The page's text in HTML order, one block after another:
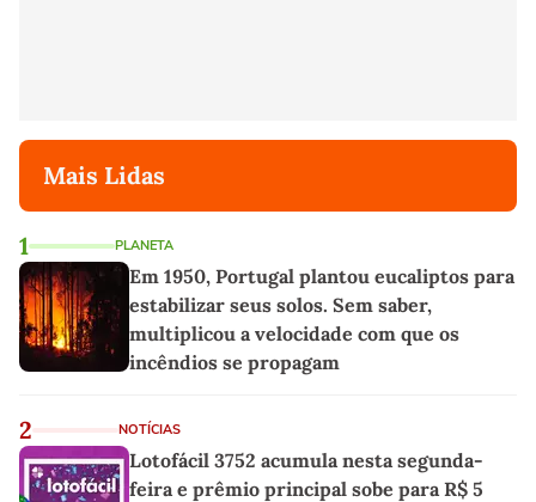
Mais Lidas
1 PLANETA
Em 1950, Portugal plantou eucaliptos para
estabilizar seus solos. Sem saber,
multiplicou a velocidade com que os
incêndios se propagam
2 NOTÍCIAS
Lotofácil 3752 acumula nesta segunda-
feira e prêmio principal sobe para R$ 5